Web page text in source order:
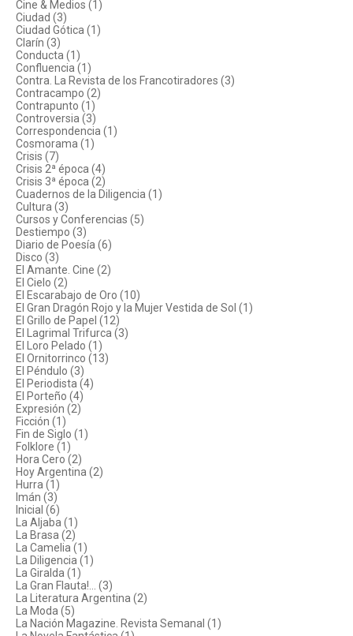
Cine & Medios (1)
Ciudad (3)
Ciudad Gótica (1)
Clarín (3)
Conducta (1)
Confluencia (1)
Contra. La Revista de los Francotiradores (3)
Contracampo (2)
Contrapunto (1)
Controversia (3)
Correspondencia (1)
Cosmorama (1)
Crisis (7)
Crisis 2ª época (4)
Crisis 3ª época (2)
Cuadernos de la Diligencia (1)
Cultura (3)
Cursos y Conferencias (5)
Destiempo (3)
Diario de Poesía (6)
Disco (3)
El Amante. Cine (2)
El Cielo (2)
El Escarabajo de Oro (10)
El Gran Dragón Rojo y la Mujer Vestida de Sol (1)
El Grillo de Papel (12)
El Lagrimal Trifurca (3)
El Loro Pelado (1)
El Ornitorrinco (13)
El Péndulo (3)
El Periodista (4)
El Porteño (4)
Expresión (2)
Ficción (1)
Fin de Siglo (1)
Folklore (1)
Hora Cero (2)
Hoy Argentina (2)
Hurra (1)
Imán (3)
Inicial (6)
La Aljaba (1)
La Brasa (2)
La Camelia (1)
La Diligencia (1)
La Giralda (1)
La Gran Flauta!... (3)
La Literatura Argentina (2)
La Moda (5)
La Nación Magazine. Revista Semanal (1)